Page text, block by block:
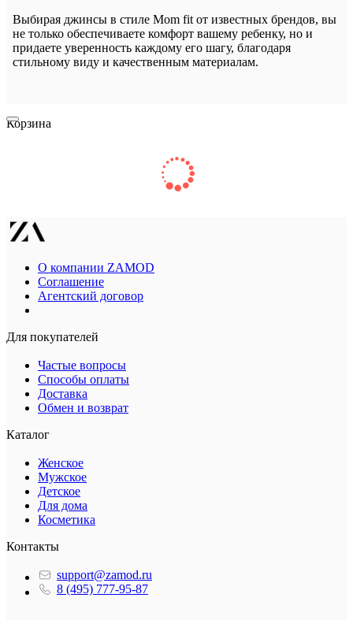
Выбирая джинсы в стиле Mom fit от известных брендов, вы
не только обеспечиваете комфорт вашему ребенку, но и
придаете уверенность каждому его шагу, благодаря
стильному виду и качественным материалам.
Корзина
О компании ZAMOD
Соглашение
Агентский договор
Для покупателей
Частые вопросы
Способы оплаты
Доставка
Обмен и возврат
Каталог
Женское
Мужское
Детское
Для дома
Косметика
Контакты
support@zamod.ru
8 (495) 777-95-87